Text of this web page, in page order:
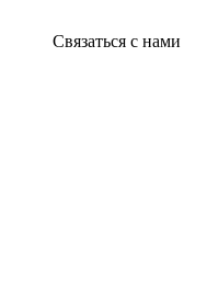
Связаться с нами